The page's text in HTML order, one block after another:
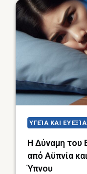
ΥΓΕΊΑ ΚΑΙ ΕΥΕΞΊΑ
Η Δύναμη του
από Αϋπνία
Ύπνου